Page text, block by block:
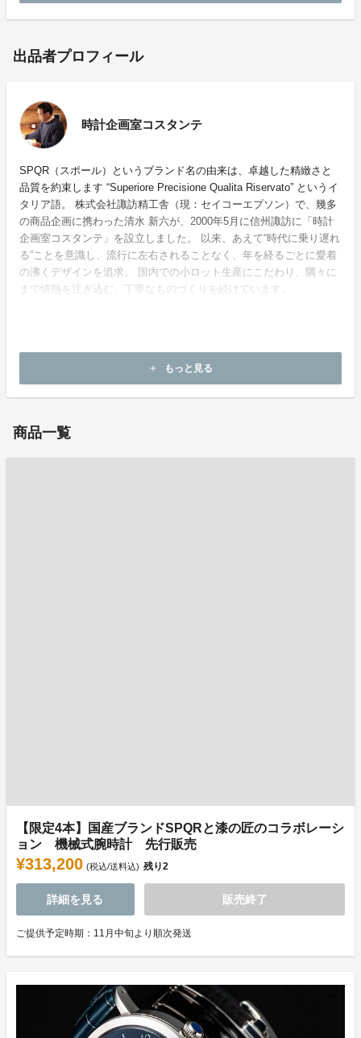
出品者プロフィール
時計企画室コスタンテ
SPQR（スポール）というブランド名の由来は、卓越した精緻さと
品質を約束します “Superiore Precisione Qualita Riservato” というイ
タリア語。 株式会社諏訪精工舎（現：セイコーエプソン）で、幾多
の商品企画に携わった清水 新六が、2000年5月に信州諏訪に「時計
企画室コスタンテ」を設立しました。 以来、あえて“時代に乗り遅れ
る”ことを意識し、流行に左右されることなく、年を経るごとに愛着
の沸くデザインを追求。 国内での小ロット生産にこだわり、隅々に
まで情熱を注ぎ込む、丁寧なものづくりを続けています。
add もっと見る
商品一覧
【限定4本】国産ブランドSPQRと漆の匠のコラボレーシ
ョン 機械式腕時計 先行販売
¥313,200 (税込/送料込) 残り2
詳細を見る 販売終了
ご提供予定時期：11月中旬より順次発送